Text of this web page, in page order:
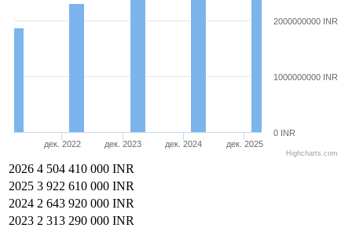
дек. 2022 дек. 2023 дек. 2024 дек. 2025
0 INR
1000000000 INR
2000000000 INR
Highcharts.com
2026 4 504 410 000 INR
2025 3 922 610 000 INR
2024 2 643 920 000 INR
2023 2 313 290 000 INR